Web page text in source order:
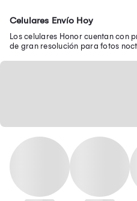
Celulares Envío Hoy
Los celulares Honor cuentan con
de gran resolución para fotos